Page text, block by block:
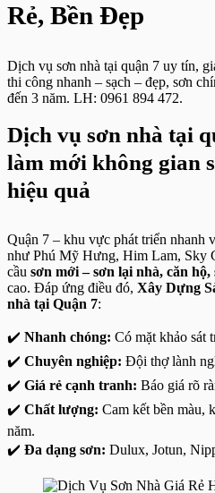
Rẻ, Bền Đẹp
Dịch vụ sơn nhà tại quận 7 uy tín,
thi công nhanh – sạch – đẹp, sơn
đến 3 năm. LH: 0961 894 472.
Dịch vụ sơn nhà tại
làm mới không gian
hiệu quả
Quận 7 – khu vực phát triển nhanh
như Phú Mỹ Hưng, Him Lam, Sky
cầu sơn mới – sơn lại nhà, căn
cao. Đáp ứng điều đó, Xây Dựng
nhà tại Quận 7:
✔️ Nhanh chóng: Có mặt khảo sát
✔️ Chuyên nghiệp: Đội thợ lành
✔️ Giá rẻ cạnh tranh: Báo giá rõ
✔️ Chất lượng: Cam kết bền màu,
năm.
✔️ Đa dạng sơn: Dulux, Jotun,